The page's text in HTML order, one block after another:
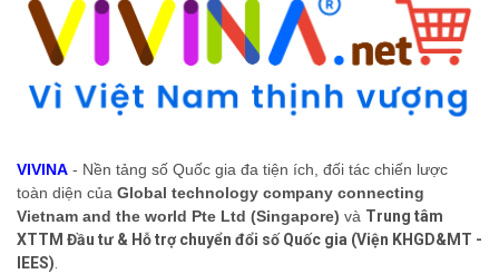
VIVINA - Nền tảng số Quốc gia đa tiện ích, đối tác chiến lược
toàn diện của Global technology company connecting
Vietnam and the world Pte Ltd (Singapore) và Trung tâm
XTTM Đầu tư & Hỗ trợ chuyển đổi số Quốc gia (Viện KHGD&MT -
IEES)